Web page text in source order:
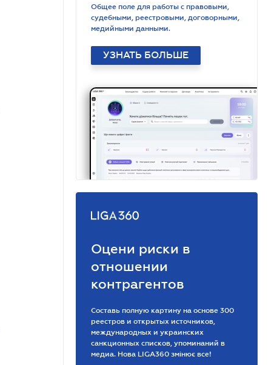
Общее поле для работы с правовыми,
судебными, реестровыми, договорными,
медийными данными.
УЗНАТЬ БОЛЬШЕ
Оцени риски в
отношении
контрагентов
Составь полную картину на основе 300
реестров и открытых источников,
международных и украинских
санкционных списков, упоминаний в
медиа. Нова LIGA360 змінює все!